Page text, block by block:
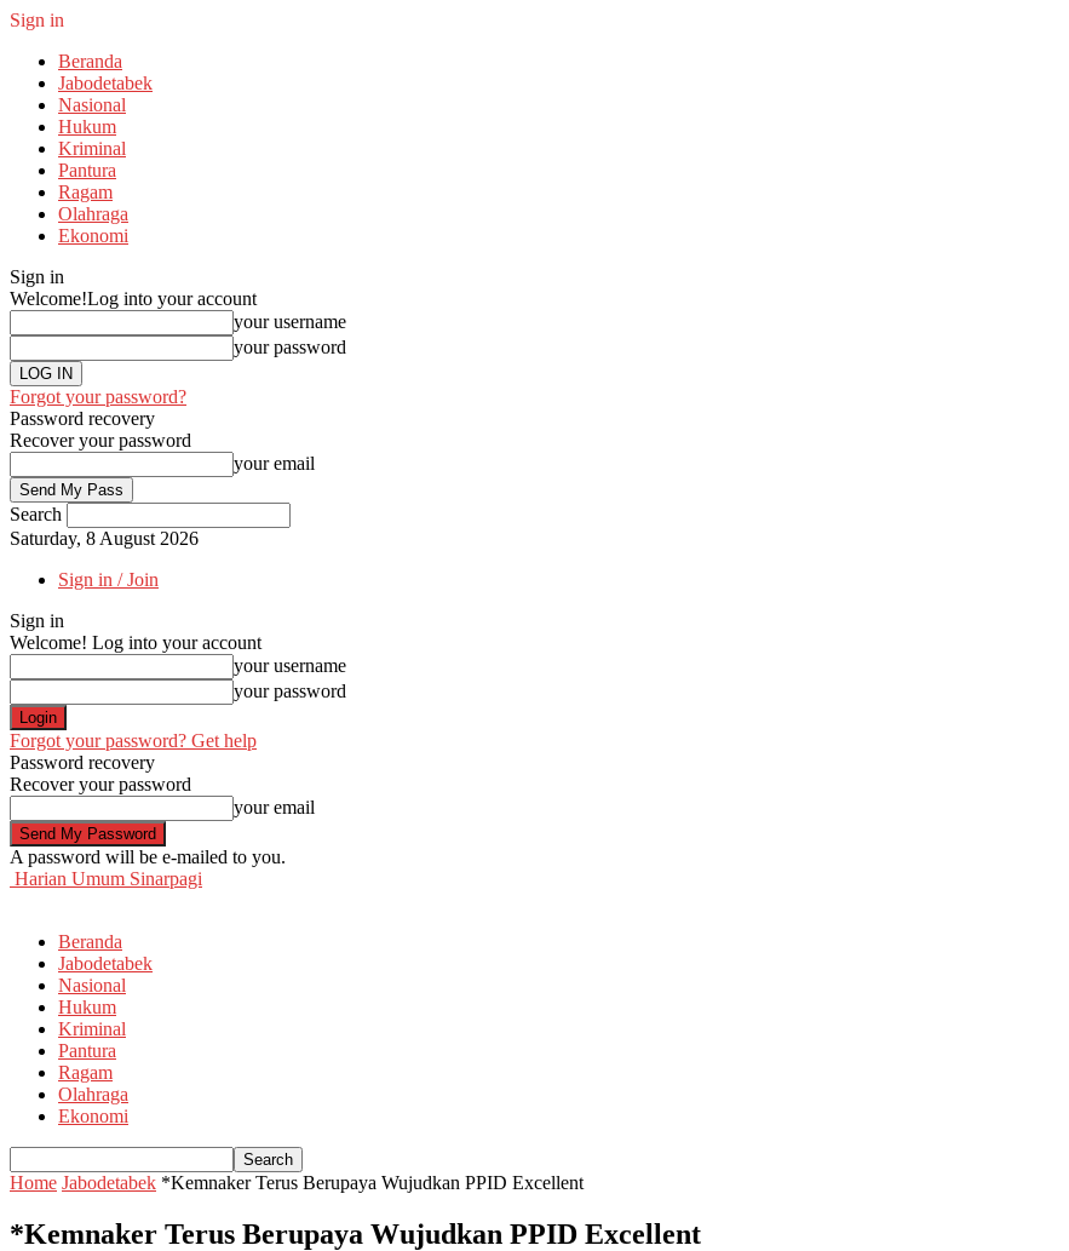
Sign in
Beranda
Jabodetabek
Nasional
Hukum
Kriminal
Pantura
Ragam
Olahraga
Ekonomi
Sign in
Welcome!Log into your account
your username
your password
Forgot your password?
Password recovery
Recover your password
your email
Search
Saturday, 8 August 2026
Sign in / Join
Sign in
Welcome! Log into your account
your username
your password
Forgot your password? Get help
Password recovery
Recover your password
your email
A password will be e-mailed to you.
Harian Umum Sinarpagi
Beranda
Jabodetabek
Nasional
Hukum
Kriminal
Pantura
Ragam
Olahraga
Ekonomi
Home Jabodetabek *Kemnaker Terus Berupaya Wujudkan PPID Excellent
*Kemnaker Terus Berupaya Wujudkan PPID Excellent